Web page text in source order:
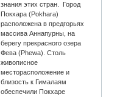
знания этих стран. Город
Покхара (Pokhara)
расположена в предгорьях
массива Аннапурны, на
берегу прекрасного озера
Фева (Phewa). Столь
живописное
месторасположение и
близость к Гималаям
обеспечили Покхаре